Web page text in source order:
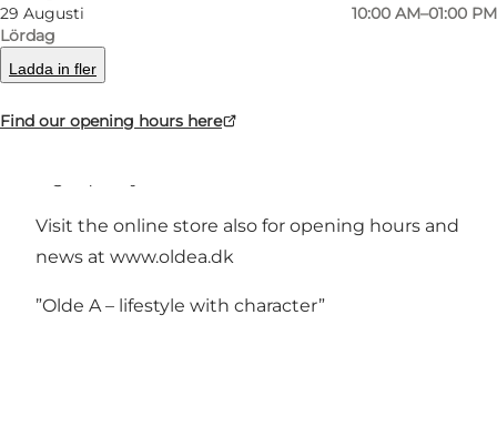
29 Augusti
Lördag
10:00 AM–01:00 PM
Ladda in fler
Find our opening hours here
Olde A is a small, hygge lifestyle shop that
opened up its doors in one of the old
Visit the online store also for opening hours and
news at www.oldea.dk
”Olde A – lifestyle with character”